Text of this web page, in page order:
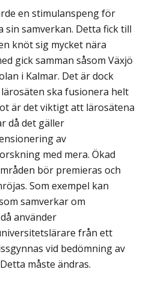
en stimulanspeng för
sin samverkan. Detta fick till
knöt sig mycket nära
gick samman såsom Växjö
i Kalmar. Det är dock
ska fusionera helt
är det viktigt att lärosätena
då det gäller
av
med mera. Ökad
bör premieras och
Som exempel kan
samverkar om
använder
från ett
vid bedömning av
måste ändras.